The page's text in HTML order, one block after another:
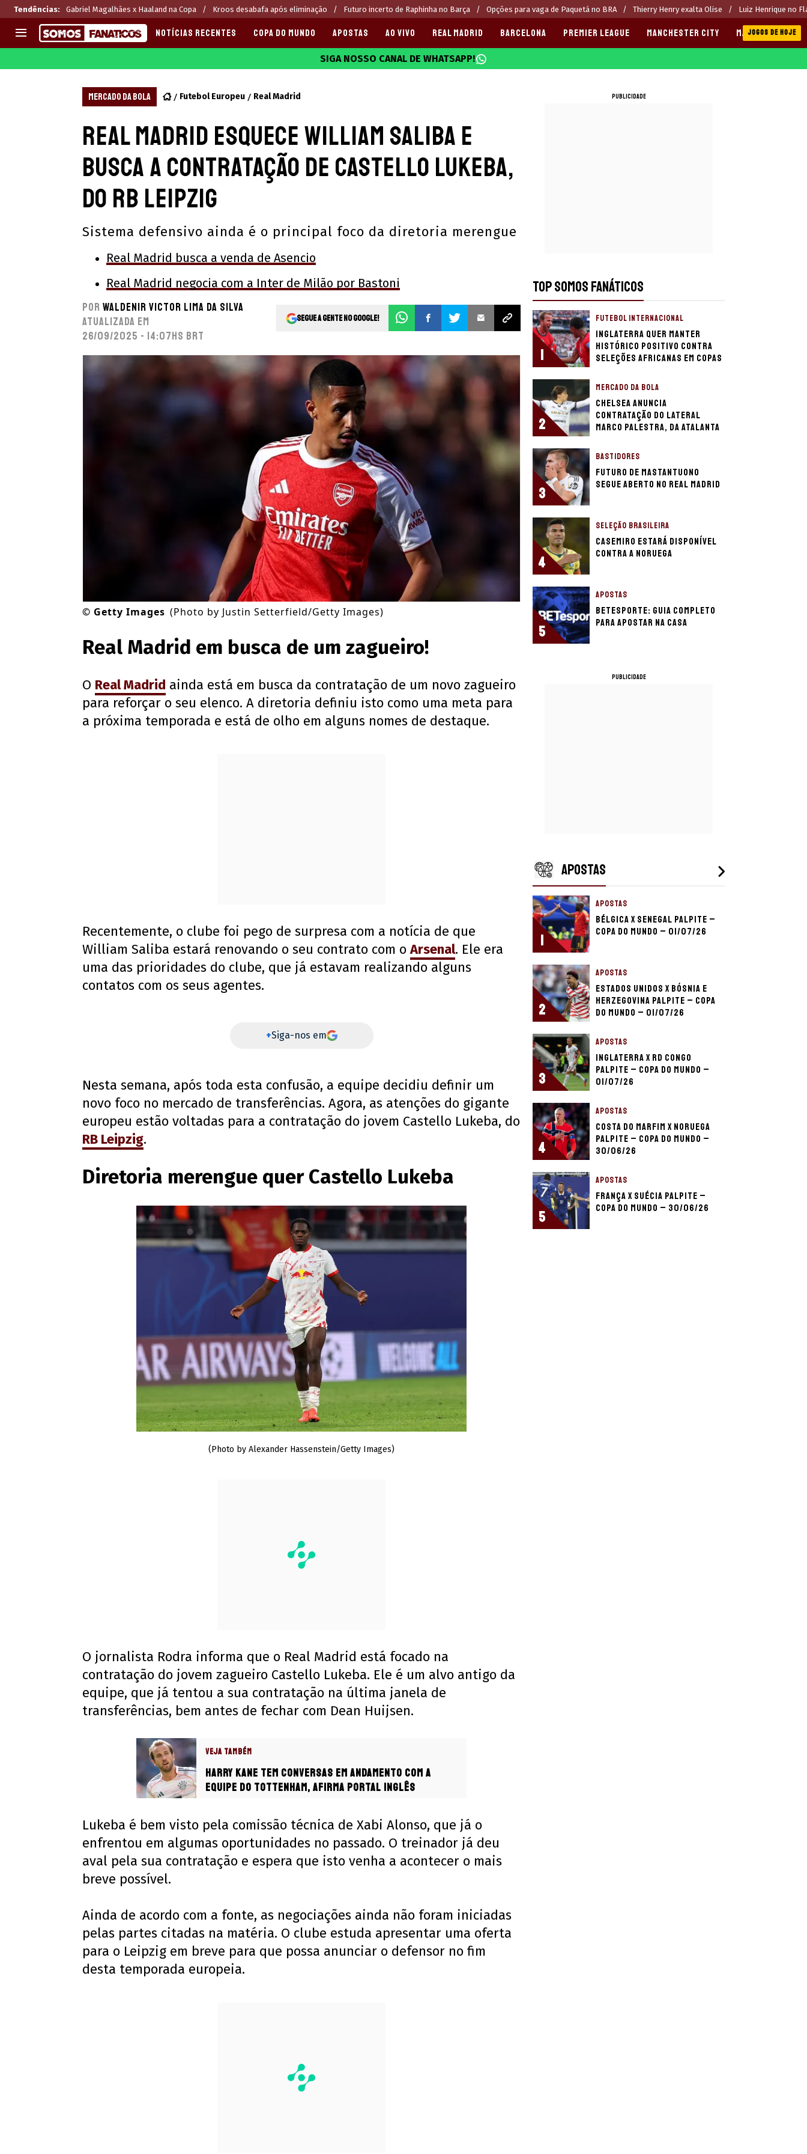
Tendências: Gabriel Magalhães x Haaland na Copa Kroos desabafa após eliminação Futuro incerto de Raphinha no Barça Opções para vaga de Paquetá no BRA Thierry Henry exalta Olise Luiz Henrique no
CHAMPIONS LEAGUE
PREMIER LEAGUE
Melhores sites de apostas 2025
Últimas
CASAS DE APOSTAS
CÓDIGOS e OFERTAS
APPS
NOTÍCIAS RECENTES COPA DO MUNDO APOSTAS AO VIVO REAL MADRID BARCELONA PREMIER LEAGUE MANCHESTER CITY MANCHESTER
JOGOS DE HOJE
SIGA NOSSO CANAL DE WHATSAPP!
MERCADO DA BOLA Futebol Europeu Real Madrid
Real Madrid esquece William Saliba e
busca a contratação de Castello Lukeba,
do RB Leipzig
Sistema defensivo ainda é o principal foco da diretoria merengue
Real Madrid busca a venda de Asencio
Real Madrid negocia com a Inter de Milão por Bastoni
Por Waldenir Victor Lima Da Silva
Atualizada em
26/09/2025 - 14:07hs BRT
Segue a gente no Google!
© Getty Images (Photo by Justin Setterfield/Getty Images)
Real Madrid em busca de um zagueiro!
O Real Madrid ainda está em busca da contratação de um novo zagueiro
para reforçar o seu elenco. A diretoria definiu isto como uma meta para
a próxima temporada e está de olho em alguns nomes de destaque.
Recentemente, o clube foi pego de surpresa com a notícia de que
William Saliba estará renovando o seu contrato com oArsenal. Ele era
uma das prioridades do clube, que já estavam realizando alguns
contatos com os seus agentes.
+Siga-nos em
Nesta semana, após toda esta confusão, a equipe decidiu definir um
novo foco no mercado de transferências. Agora, as atenções do gigante
europeu estão voltadas para a contratação do jovem Castello Lukeba, do
RB Leipzig.
Diretoria merengue quer Castello Lukeba
(Photo by Alexander Hassenstein/Getty Images)
O jornalista Rodra informa que o Real Madrid está focado na
contratação do jovem zagueiro Castello Lukeba. Ele é um alvo antigo da
equipe, que já tentou a sua contratação na última janela de
transferências, bem antes de fechar com Dean Huijsen.
VEJA TAMBÉM
Harry Kane tem conversas em andamento com a
equipe do Tottenham, afirma portal inglês
Lukeba é bem visto pela comissão técnica de Xabi Alonso, que já o
enfrentou em algumas oportunidades no passado. O treinador já deu
aval pela sua contratação e espera que isto venha a acontecer o mais
breve possível.
Ainda de acordo com a fonte, as negociações ainda não foram iniciadas
pelas partes citadas na matéria. O clube estuda apresentar uma oferta
para o Leipzig em breve para que possa anunciar o defensor no fim
desta temporada europeia.
PUBLICIDADE
TOP SOMOS FANÁTICOS
1
FUTEBOL INTERNACIONAL
Inglaterra quer manter
histórico positivo contra
seleções africanas em Copas
2
MERCADO DA BOLA
Chelsea anuncia
contratação do lateral
Marco Palestra, da Atalanta
3
BASTIDORES
Futuro de Mastantuono
segue aberto no Real Madrid
4
SELEÇÃO BRASILEIRA
Casemiro estará disponível
contra a Noruega
5
APOSTAS
BETesporte: guia completo
para apostar na casa
PUBLICIDADE
APOSTAS
1
APOSTAS
Bélgica x Senegal palpite –
Copa do Mundo – 01/07/26
2
APOSTAS
Estados Unidos x Bósnia e
Herzegovina palpite – Copa
do Mundo – 01/07/26
3
APOSTAS
Inglaterra x RD Congo
palpite – Copa do Mundo –
01/07/26
4
APOSTAS
Costa do Marfim x Noruega
palpite – Copa do Mundo –
30/06/26
5
APOSTAS
França x Suécia palpite –
Copa do Mundo – 30/06/26